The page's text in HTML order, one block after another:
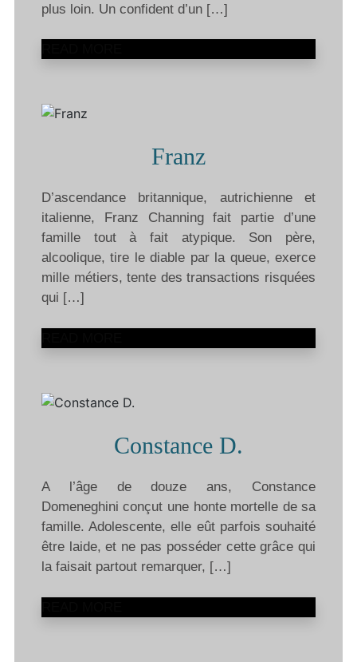
plus loin. Un confident d’un […]
Franz
D’ascendance britannique, autrichienne et
italienne, Franz Channing fait partie d’une
famille tout à fait atypique. Son père,
alcoolique, tire le diable par la queue, exerce
mille métiers, tente des transactions risquées
qui […]
Constance D.
A l’âge de douze ans, Constance
Domeneghini conçut une honte mortelle de sa
famille. Adolescente, elle eût parfois souhaité
être laide, et ne pas posséder cette grâce qui
la faisait partout remarquer, […]